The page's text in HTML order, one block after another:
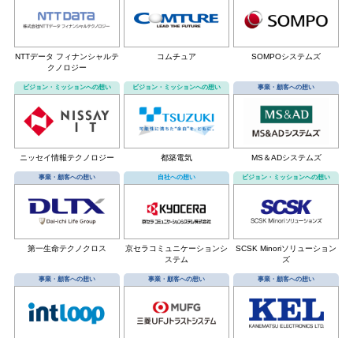
NTTデータ フィナンシャルテ
クノロジー
コムチュア SOMPOシステムズ
ビジョン・ミッションへの想い
ニッセイ情報テクノロジー
ビジョン・ミッションへの想い
都築電気
事業・顧客への想い
MS＆ADシステムズ
事業・顧客への想い
第一生命テクノクロス
自社への想い
京セラコミュニケーションシ
ステム
ビジョン・ミッションへの想い
SCSK Minoriソリューション
ズ
事業・顧客への想い 事業・顧客への想い 事業・顧客への想い